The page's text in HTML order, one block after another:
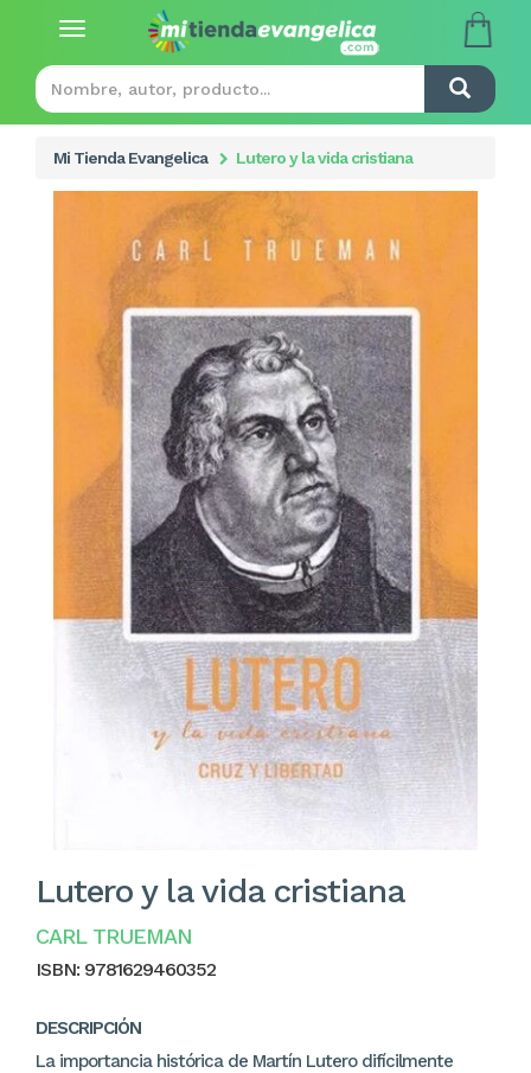
Toggle
Mi Tienda Evangelica Lutero y la vida cristiana
Lutero y la vida cristiana
CARL TRUEMAN
ISBN: 9781629460352
DESCRIPCIÓN
La importancia histórica de Martín Lutero difícilmente